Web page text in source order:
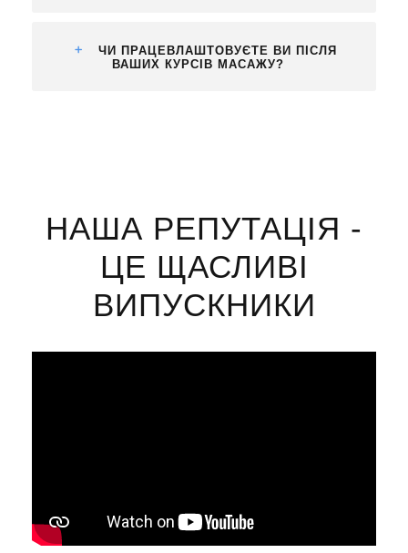
ЧИ ПРАЦЕВЛАШТОВУЄТЕ ВИ ПІСЛЯ
ВАШИХ КУРСІВ МАСАЖУ?
НАША РЕПУТАЦІЯ -
ЦЕ ЩАСЛИВІ
ВИПУСКНИКИ